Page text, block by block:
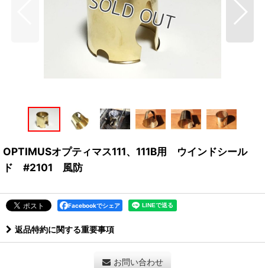
OPTIMUSオプティマス111、111B用 ウインドシール
ド #2101 風防
Facebookでシェア
返品特約に関する重要事項
お問い合わせ